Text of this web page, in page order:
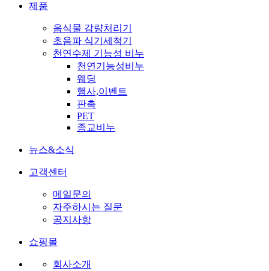
제품
음식물 감량처리기
초음파 식기세척기
천연수제 기능성 비누
천연기능성비누
웨딩
행사,이벤트
판촉
PET
종교비누
뉴스&소식
고객센터
메일문의
자주하시는 질문
공지사항
쇼핑몰
회사소개